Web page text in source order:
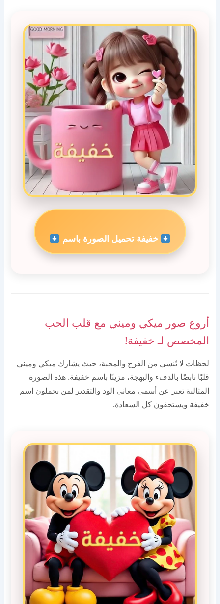
خفيفة تحميل الصورة باسم
أروع صور ميكي وميني مع قلب الحب
المخصص لـ خفيفة!
لحظات لا تُنسى من الفرح والمحبة، حيث يشارك ميكي وميني
قلبًا نابضًا بالدفء والبهجة، مزينًا باسم خفيفة. هذه الصورة
المثالية تعبر عن أسمى معاني الود والتقدير لمن يحملون اسم
خفيفة ويستحقون كل السعادة.